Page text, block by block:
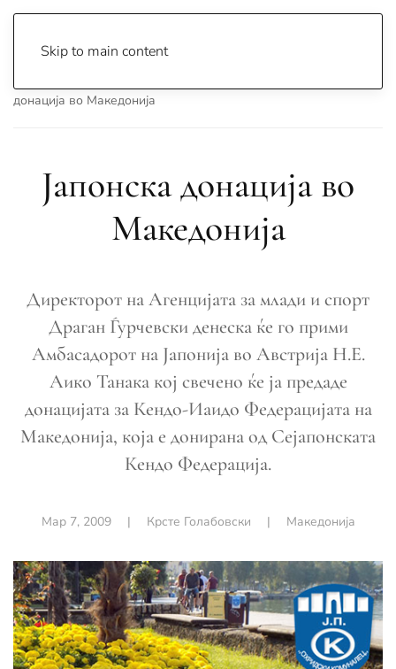
Skip to main content
донација во Македонија
Јапонска донација во
Македонија
Директорот на Агенцијата за млади и спорт
Драган Ѓурчевски денеска ќе го прими
Амбасадорот на Јапонија во Австрија Н.Е.
Аико Танака кој свечено ќе ја предаде
донацијата за Кендо-Иаидо Федерацијата на
Македонија, која е донирана од Сејапонската
Кендо Федерација.
Мар 7, 2009| Крсте Голабовски | Македонија